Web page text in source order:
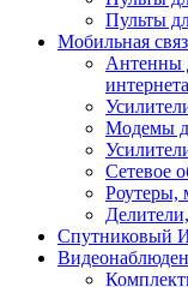
Пульты
Мобильная
Антенны
интернета
Модемы
Сетевое
Роутеры,
Спутниковый